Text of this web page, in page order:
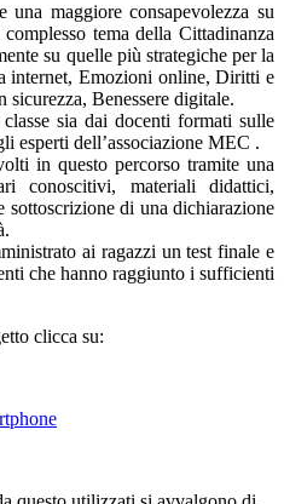
maggiore consapevolezza su
tema della Cittadinanza
su quelle più strategiche per la
internet, Emozioni online, Diritti e
Benessere digitale.
sia dai docenti formati sulle
esperti dell’associazione MEC .
in questo percorso tramite una
conoscitivi, materiali didattici,
sottoscrizione di una dichiarazione
ai ragazzi un test finale e
che hanno raggiunto i sufficienti
clicca su: